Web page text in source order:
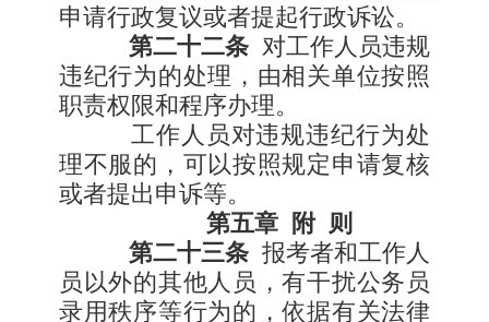
申请行政复议或者提起行政诉讼。
第二十二条 对工作人员违规
违纪行为的处理，由相关单位按照
职责权限和程序办理。
工作人员对违规违纪行为处
理不服的，可以按照规定申请复核
或者提出申诉等。
第五章 附 则
第二十三条 报考者和工作人
员以外的其他人员，有干扰公务员
录用秩序等行为的，依据有关法律